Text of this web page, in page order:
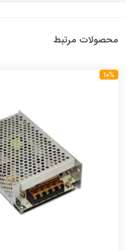
محصولات مرتبط
10%